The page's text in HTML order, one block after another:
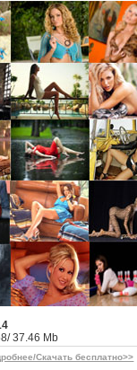
37.46 Mb
Скачать бесплатно>>